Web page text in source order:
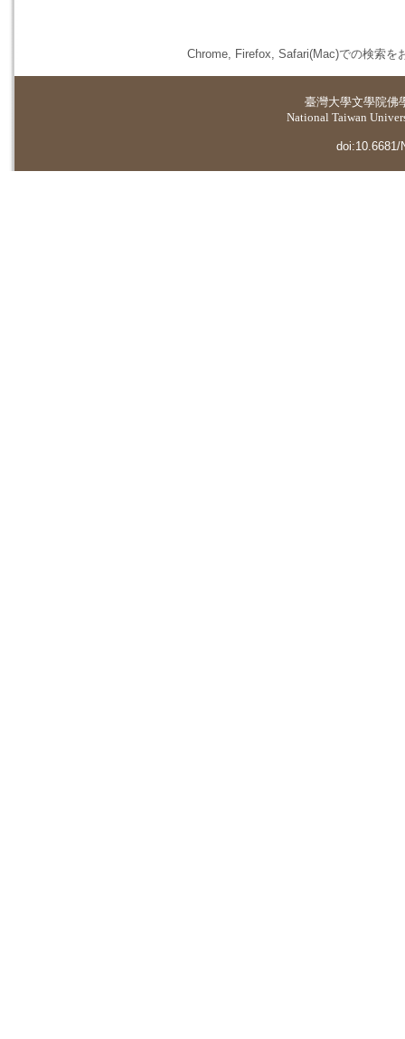
Chrome, Firefox, Safari(Mac)での検索を
臺灣大學文學院佛
National Taiwan
doi:10.6681/